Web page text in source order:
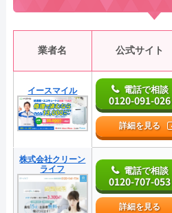
業者名 公式サイト
イースマイル 電話で相談
0120-091-026
詳細を見る
株式会社クリーン
ライフ
電話で相談
0120-707-053
詳細を見る